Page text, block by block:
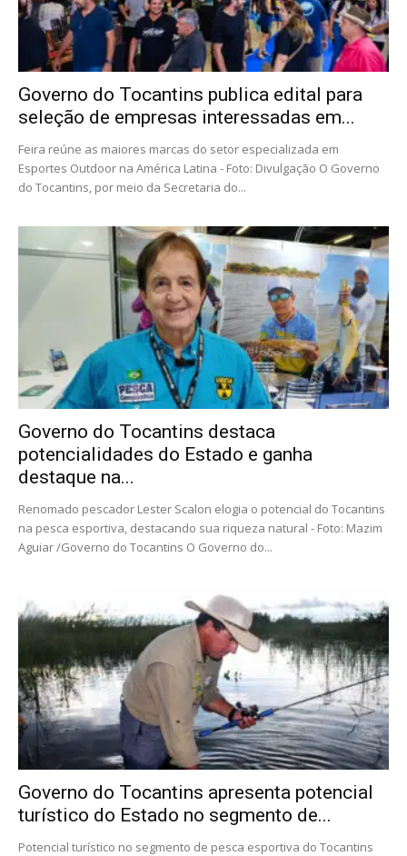
Governo do Tocantins publica edital para
seleção de empresas interessadas em...
Feira reúne as maiores marcas do setor especializada em
Esportes Outdoor na América Latina - Foto: Divulgação O Governo
do Tocantins, por meio da Secretaria do...
Governo do Tocantins destaca
potencialidades do Estado e ganha
destaque na...
Renomado pescador Lester Scalon elogia o potencial do Tocantins
na pesca esportiva, destacando sua riqueza natural - Foto: Mazim
Aguiar /Governo do Tocantins O Governo do...
Governo do Tocantins apresenta potencial
turístico do Estado no segmento de...
Potencial turístico no segmento de pesca esportiva do Tocantins